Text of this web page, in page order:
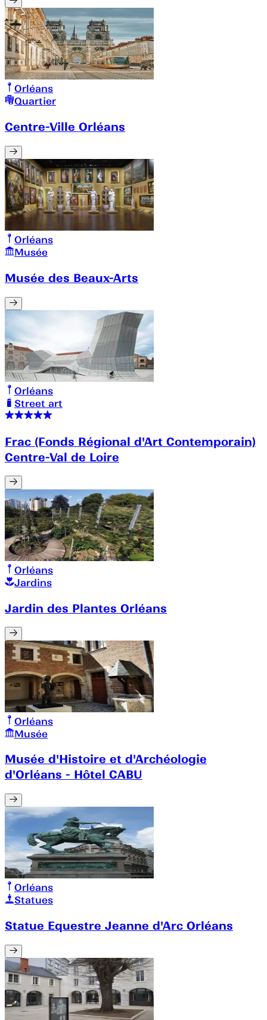
Orléans
Quartier
Centre-Ville Orléans
Orléans
Musée
Musée des Beaux-Arts
Orléans
Street art
Frac (Fonds Régional d'Art Contemporain)
Centre-Val de Loire
Orléans
Jardins
Jardin des Plantes Orléans
Orléans
Musée
Musée d'Histoire et d'Archéologie
d'Orléans - Hôtel CABU
Orléans
Statues
Statue Equestre Jeanne d'Arc Orléans